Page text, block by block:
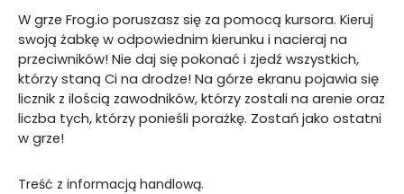
W grze Frog.io poruszasz się za pomocą kursora. Kieruj
swoją żabkę w odpowiednim kierunku i nacieraj na
przeciwników! Nie daj się pokonać i zjedź wszystkich,
którzy staną Ci na drodze! Na górze ekranu pojawia się
licznik z ilością zawodników, którzy zostali na arenie oraz
liczba tych, którzy ponieśli porażkę. Zostań jako ostatni
w grze!
Treść z informacją handlową.